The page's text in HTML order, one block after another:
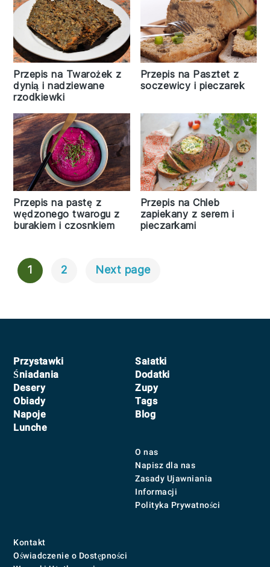
Przepis na Twarożek z
dynią i nadziewane
rzodkiewki
Przepis na Pasztet z
soczewicy i pieczarek
Przepis na pastę z
wędzonego twarogu z
burakiem i czosnkiem
Przepis na Chleb
zapiekany z serem i
pieczarkami
Posts
1 2 Next page
Footer
Przystawki
Śniadania
Desery
Obiady
Napoje
Lunche
Sałatki
Dodatki
Zupy
Tags
Blog
O nas
Napisz dla nas
Zasady Ujawniania
Informacji
Polityka Prywatności
Kontakt
Oświadczenie o Dostępności